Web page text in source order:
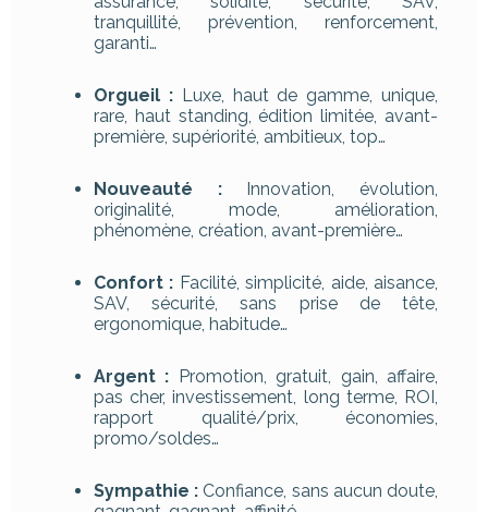
tranquillité, prévention, renforcement,
garanti…
Orgueil :Luxe, haut de gamme, unique,
rare, haut standing, édition limitée, avant-
première, supériorité, ambitieux, top…
Nouveauté :Innovation, évolution,
originalité, mode, amélioration,
phénomène, création, avant-première…
Confort : Facilité, simplicité, aide, aisance,
SAV, sécurité, sans prise de tête,
ergonomique, habitude…
Argent : Promotion, gratuit, gain, affaire,
pas cher, investissement, long terme, ROI,
rapport qualité/prix, économies,
promo/soldes…
Sympathie : Confiance, sans aucun doute,